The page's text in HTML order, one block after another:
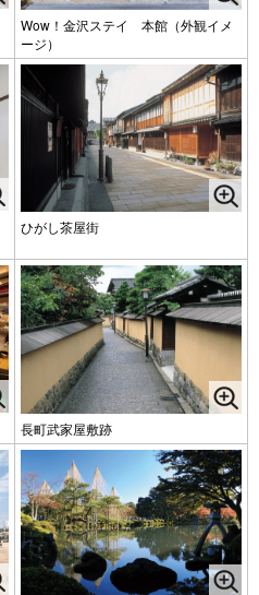
Wow！金沢ステイ 本館（外観イメ
ージ）
ひがし茶屋街
長町武家屋敷跡